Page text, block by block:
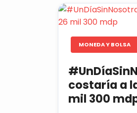
MONEDA Y BOLSA
costaría a
mil 300